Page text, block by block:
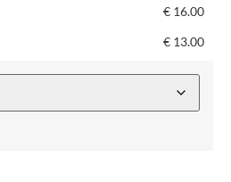
€ 16.00
€ 13.00